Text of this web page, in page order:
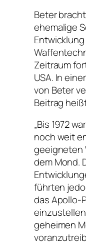
Beter
ehemalige
Zeitraum
USA. In
von Beter
Beitrag
„Bis 1972
noch weit
geeigneten
dem Mond.
führten
das Apollo-
geheimen